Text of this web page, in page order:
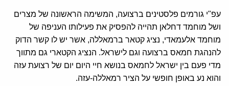
עפ"י גורמים פלסטינים ברצועה, המשימה הראשונה של מצרים
ושל מוחמד דחלאן תהייה להפסיק את פעילותו העניפה של
מוחמד אלעמאדי, נציג קטאר ברמאללה, אשר יש לו קשר הדוק
להנהגת חמאס ברצועה וגם לישראל. הנציג הקטארי גם מתווך
מדי פעם בין ישראל לחמאס בנושא חיי היום יום של רצועת עזה
והוא נע באופן חופשי על הציר רמאללה-עזה.